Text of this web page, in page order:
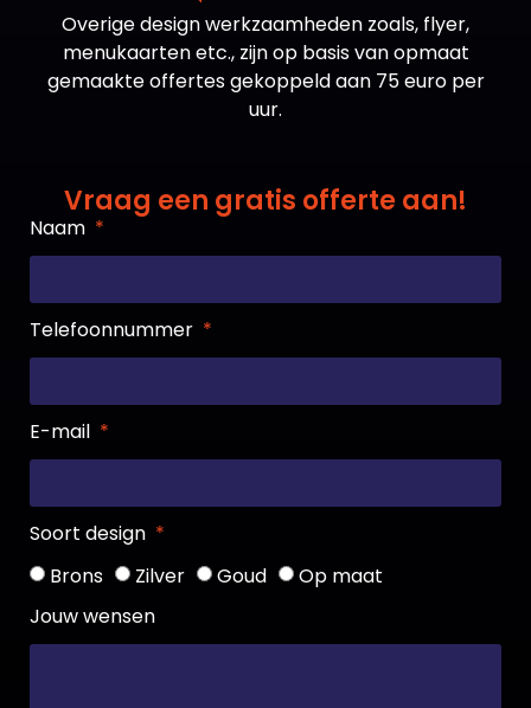
Overige design werkzaamheden zoals, flyer,
menukaarten etc., zijn op basis van opmaat
gemaakte offertes gekoppeld aan 75 euro per
uur.
Vraag een gratis offerte aan!
Naam
Telefoonnummer
E-mail
Soort design
Brons
Zilver Goud
Op maat
Jouw wensen